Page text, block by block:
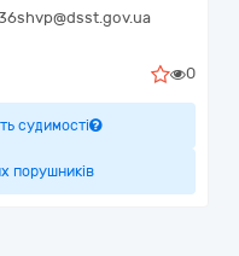
0
судимості
порушників